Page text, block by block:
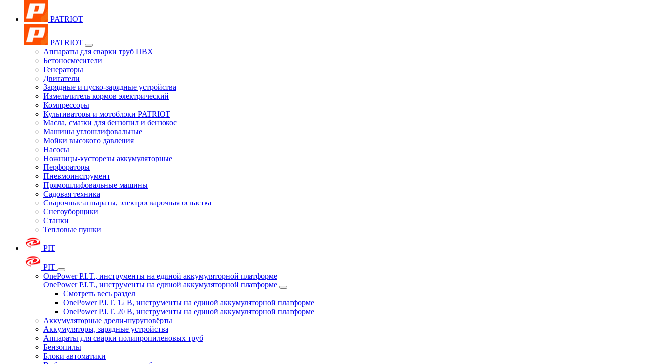
PATRIOT
PATRIOT
Аппараты для сварки труб ПВХ
Бетоносмесители
Генераторы
Двигатели
Зарядные и пуско-зарядные устройства
Измельчитель кормов электрический
Компрессоры
Культиваторы и мотоблоки PATRIOT
Масла, смазки для бензопил и бензокос
Машины углошлифовальные
Мойки высокого давления
Насосы
Ножницы-кусторезы аккумуляторные
Перфораторы
Пневмоинструмент
Прямошлифовальные машины
Садовая техника
Сварочные аппараты, электросварочная оснастка
Снегоуборщики
Станки
Тепловые пушки
PIT
PIT
OnePower P.I.T., инструменты на единой аккумуляторной платформе
OnePower P.I.T., инструменты на единой аккумуляторной платформе
Смотреть весь раздел
OnePower P.I.T. 12 В, инструменты на единой аккумуляторной платформе
OnePower P.I.T. 20 В, инструменты на единой аккумуляторной платформе
Аккумуляторные дрели-шуруповёрты
Аккумуляторы, зарядные устройства
Аппараты для сварки полипропиленовых труб
Бензопилы
Блоки автоматики